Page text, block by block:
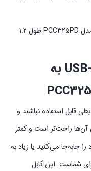
دلایل خرید کابل تبدیل USB-C به
قابل استفاده نباشند و
آن‌ها راحت‌تر است و کمتر
جابه‌جا می‌کنید یا زیاد به
شماست. این کابل